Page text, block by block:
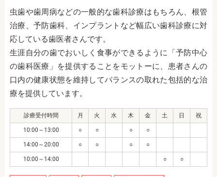
虫歯や歯周病などの一般的な歯科診療はもちろん、根管
治療、予防歯科、インプラントなど幅広い歯科診療に対
応している歯医者さんです。
生涯自分の歯でおいしく食事ができるように「予防中心
の歯科医療」を提供することをモットーに、患者さんの
口内の健康状態を維持してバランスの取れた包括的な治
療を提供しています。
診療受付時間 月 火 水 木 金 土 日 祝
10:00～13:00 ○ ○ ○ ○
14:00～20:00 ○ ○ ○ ○
10:00～14:00 ○ ○